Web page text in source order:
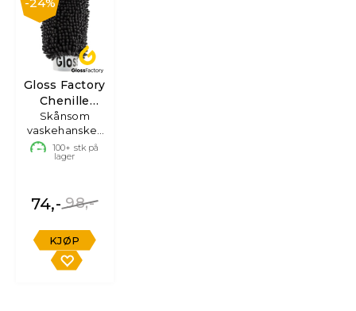
Gloss Factory
Chenille
Wash Mitt
Skånsom
vaskehanske i
mikrofiber
100+ stk på
lager
98,-
74,-
KJØP